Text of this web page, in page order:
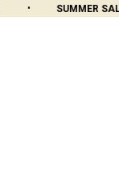
SUMMER SALE